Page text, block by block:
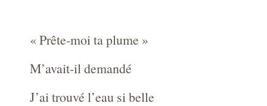
« Prête-moi ta plume »
M’avait-il demandé
J’ai trouvé l’eau si belle